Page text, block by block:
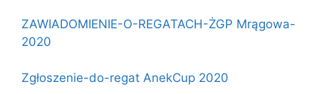
ZAWIADOMIENIE-O-REGATACH-ŻGP Mrągowa-
2020
Zgłoszenie-do-regat AnekCup 2020